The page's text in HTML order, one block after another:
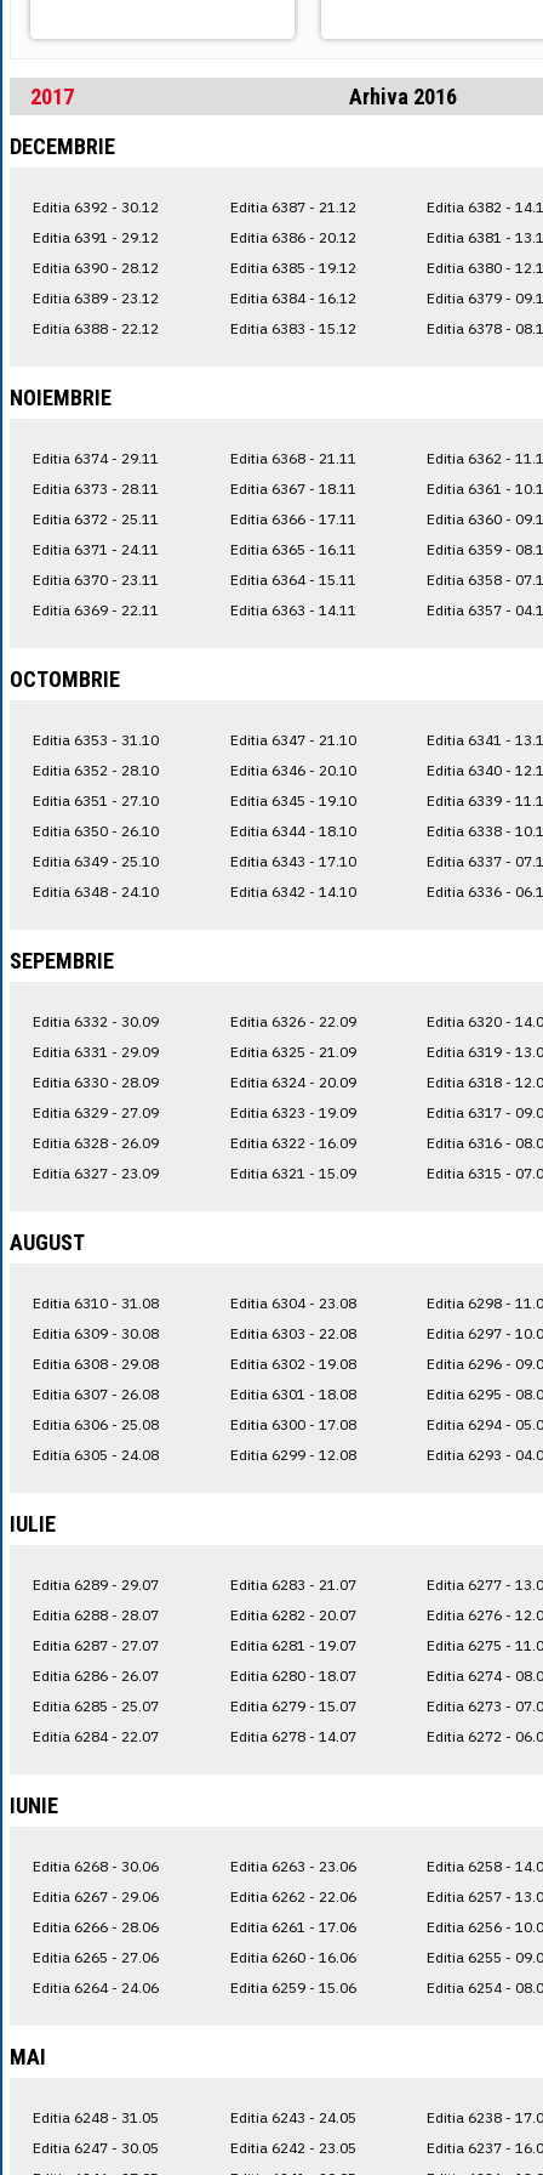
2017
Arhiva 2016
DECEMBRIE
Editia 6392 - 30.12
Editia 6391 - 29.12
Editia 6390 - 28.12
Editia 6389 - 23.12
Editia 6388 - 22.12
Editia 6387 - 21.12
Editia 6386 - 20.12
Editia 6385 - 19.12
Editia 6384 - 16.12
Editia 6383 - 15.12
Editia 6382 -
Editia 6381 -
Editia 6380 -
Editia 6379 -
Editia 6378 -
NOIEMBRIE
Editia 6374 - 29.11
Editia 6373 - 28.11
Editia 6372 - 25.11
Editia 6371 - 24.11
Editia 6370 - 23.11
Editia 6369 - 22.11
Editia 6368 - 21.11
Editia 6367 - 18.11
Editia 6366 - 17.11
Editia 6365 - 16.11
Editia 6364 - 15.11
Editia 6363 - 14.11
Editia 6362 -
Editia 6361 -
Editia 6360 -
Editia 6359 -
Editia 6358 -
Editia 6357 -
OCTOMBRIE
Editia 6353 - 31.10
Editia 6352 - 28.10
Editia 6351 - 27.10
Editia 6350 - 26.10
Editia 6349 - 25.10
Editia 6348 - 24.10
Editia 6347 - 21.10
Editia 6346 - 20.10
Editia 6345 - 19.10
Editia 6344 - 18.10
Editia 6343 - 17.10
Editia 6342 - 14.10
Editia 6341 -
Editia 6340 -
Editia 6339 -
Editia 6338 -
Editia 6337 -
Editia 6336 -
SEPEMBRIE
Editia 6332 - 30.09
Editia 6331 - 29.09
Editia 6330 - 28.09
Editia 6329 - 27.09
Editia 6328 - 26.09
Editia 6327 - 23.09
Editia 6326 - 22.09
Editia 6325 - 21.09
Editia 6324 - 20.09
Editia 6323 - 19.09
Editia 6322 - 16.09
Editia 6321 - 15.09
Editia 6320 -
Editia 6319 -
Editia 6318 -
Editia 6317 -
Editia 6316 -
Editia 6315 -
AUGUST
Editia 6310 - 31.08
Editia 6309 - 30.08
Editia 6308 - 29.08
Editia 6307 - 26.08
Editia 6306 - 25.08
Editia 6305 - 24.08
Editia 6304 - 23.08
Editia 6303 - 22.08
Editia 6302 - 19.08
Editia 6301 - 18.08
Editia 6300 - 17.08
Editia 6299 - 12.08
Editia 6298 -
Editia 6297 -
Editia 6296 -
Editia 6295 -
Editia 6294 -
Editia 6293 -
IULIE
Editia 6289 - 29.07
Editia 6288 - 28.07
Editia 6287 - 27.07
Editia 6286 - 26.07
Editia 6285 - 25.07
Editia 6284 - 22.07
Editia 6283 - 21.07
Editia 6282 - 20.07
Editia 6281 - 19.07
Editia 6280 - 18.07
Editia 6279 - 15.07
Editia 6278 - 14.07
Editia 6277 -
Editia 6276 -
Editia 6275 -
Editia 6274 -
Editia 6273 -
Editia 6272 -
IUNIE
Editia 6268 - 30.06
Editia 6267 - 29.06
Editia 6266 - 28.06
Editia 6265 - 27.06
Editia 6264 - 24.06
Editia 6263 - 23.06
Editia 6262 - 22.06
Editia 6261 - 17.06
Editia 6260 - 16.06
Editia 6259 - 15.06
Editia 6258 -
Editia 6257 -
Editia 6256 -
Editia 6255 -
Editia 6254 -
MAI
Editia 6248 - 31.05
Editia 6247 - 30.05
Editia 6243 - 24.05
Editia 6242 - 23.05
Editia 6238 -
Editia 6237 -